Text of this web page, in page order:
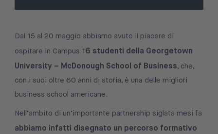
Dal 15 al 20 maggio abbiamo avuto il piacere di
ospitare in Campus 16 studenti della Georgetown
University – McDonough School of Business, che,
con i suoi oltre 60 anni di storia, è una delle migliori
business school americane.
Nell’ambito di un’importante partnership siglata mesi fa
abbiamo infatti disegnato un percorso formativo